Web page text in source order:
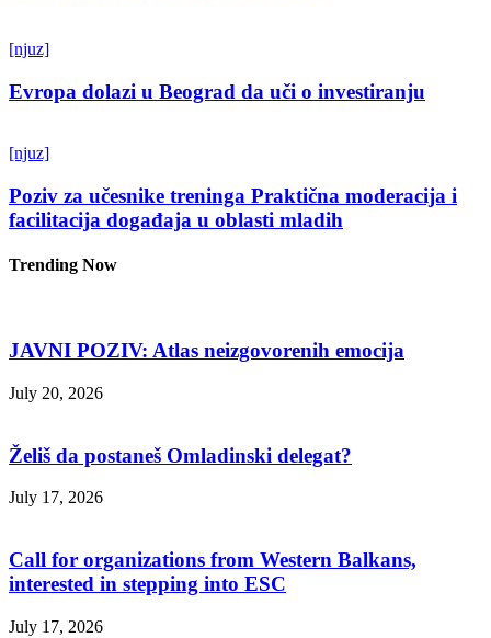
[njuz]
Evropa dolazi u Beograd da uči o investiranju
[njuz]
Poziv za učesnike treninga Praktična moderacija i
facilitacija događaja u oblasti mladih
Trending Now
JAVNI POZIV: Atlas neizgovorenih emocija
July 20, 2026
Želiš da postaneš Omladinski delegat?
July 17, 2026
Call for organizations from Western Balkans,
interested in stepping into ESC
July 17, 2026